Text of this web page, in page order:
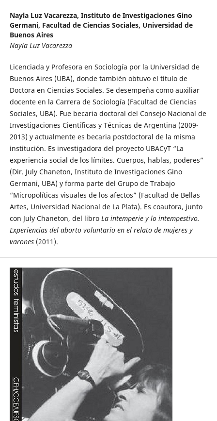
Nayla Luz Vacarezza, Instituto de Investigaciones Gino
Germani, Facultad de Ciencias Sociales, Universidad de
Buenos Aires
Nayla Luz Vacarezza
Licenciada y Profesora en Sociología por la Universidad de
Buenos Aires (UBA), donde también obtuvo el título de
Doctora en Ciencias Sociales. Se desempeña como auxiliar
docente en la Carrera de Sociología (Facultad de Ciencias
Sociales, UBA). Fue becaria doctoral del Consejo Nacional de
Investigaciones Científicas y Técnicas de Argentina (2009-
2013) y actualmente es becaria postdoctoral de la misma
institución. Es investigadora del proyecto UBACyT “La
experiencia social de los límites. Cuerpos, hablas, poderes”
(Dir. July Chaneton, Instituto de Investigaciones Gino
Germani, UBA) y forma parte del Grupo de Trabajo
“Micropolíticas visuales de los afectos” (Facultad de Bellas
Artes, Universidad Nacional de La Plata). Es coautora, junto
con July Chaneton, del libro La intemperie y lo intempestivo.
Experiencias del aborto voluntario en el relato de mujeres y
varones(2011).